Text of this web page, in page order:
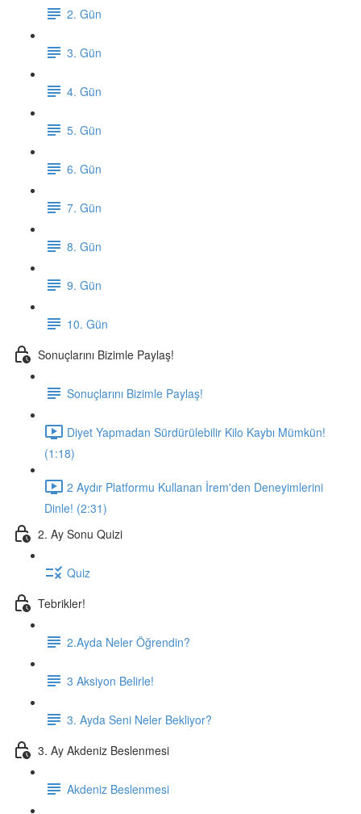
2. Gün
3. Gün
4. Gün
5. Gün
6. Gün
7. Gün
8. Gün
9. Gün
10. Gün
Sonuçlarını Bizimle Paylaş!
Sonuçlarını Bizimle Paylaş!
Diyet Yapmadan Sürdürülebilir Kilo Kaybı Mümkün!
(1:18)
2 Aydır Platformu Kullanan İrem'den Deneyimlerini
Dinle! (2:31)
2. Ay Sonu Quizi
Quiz
Tebrikler!
2.Ayda Neler Öğrendin?
3 Aksiyon Belirle!
3. Ayda Seni Neler Bekliyor?
3. Ay Akdeniz Beslenmesi
Akdeniz Beslenmesi